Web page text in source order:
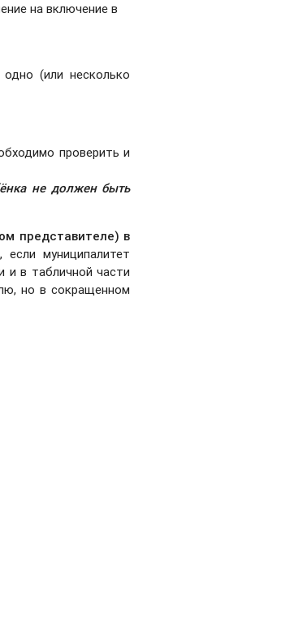
на включение в
(или несколько
проверить и
не должен быть
представителе) в
если муниципалитет
и в табличной части
но в сокращенном